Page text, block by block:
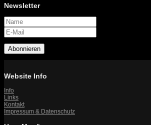
Newsletter
Abonnieren
Website Info
Info
Links
Kontakt
Impressum & Datenschutz